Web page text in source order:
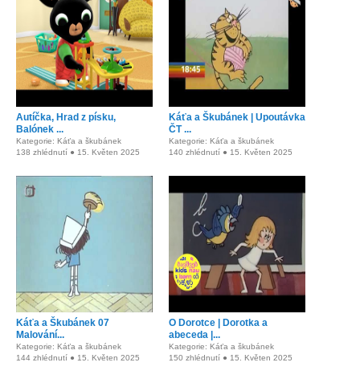
Autíčka, Hrad z písku,
Balónek ...
Kategorie: Káťa a škubánek
138 zhlédnutí ● 15. Květen 2025
Káťa a Škubánek | Upoutávka
ČT ...
Kategorie: Káťa a škubánek
140 zhlédnutí ● 15. Květen 2025
Káťa a Škubánek 07
Malování...
Kategorie: Káťa a škubánek
144 zhlédnutí ● 15. Květen 2025
O Dorotce | Dorotka a
abeceda |...
Kategorie: Káťa a škubánek
150 zhlédnutí ● 15. Květen 2025